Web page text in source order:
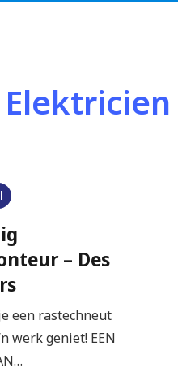
Elektricien
– Des
een rastechneut
werk geniet! EEN